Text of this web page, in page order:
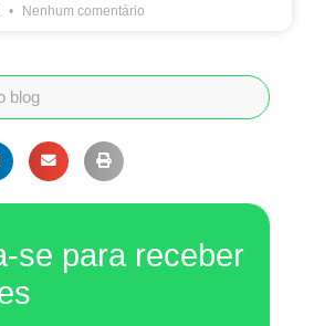
Nenhum comentário
se para receber